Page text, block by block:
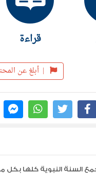
قراءة
| أبلغ عن
السنة النبوية كلها بكل